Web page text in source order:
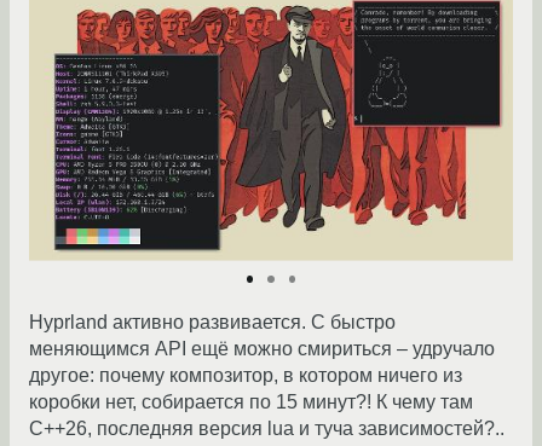
Hyprland активно развивается. С быстро
меняющимся API ещё можно смириться – удручало
другое: почему композитор, в котором ничего из
коробки нет, собирается по 15 минут?! К чему там
C++26, последняя версия lua и туча зависимостей?..